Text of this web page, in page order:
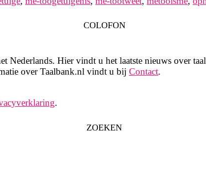
COLOFON
Nederlands. Hier vindt u het laatste nieuws over
over Taalbank.nl vindt u bij Contact.
.
ZOEKEN